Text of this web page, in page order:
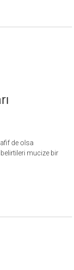
de olsa
mucize bir